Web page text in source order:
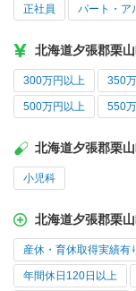
正社員 パート・ア
北海道夕張郡栗
300万円以上 350
500万円以上 550
北海道夕張郡栗
小児科
北海道夕張郡栗
産休・育休取得実績有
年間休日120日以上